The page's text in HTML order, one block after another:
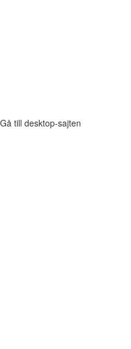
Gå till desktop-sajten